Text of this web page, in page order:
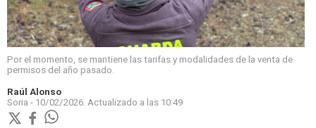
Por el momento, se mantiene las tarifas y modalidades de la venta de
permisos del año pasado.
Raúl Alonso
Soria - 10/02/2026. Actualizado a las 10:49